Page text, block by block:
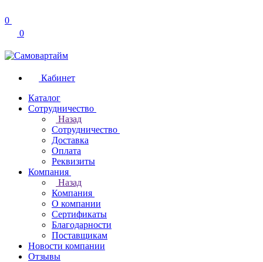
0
0
Кабинет
Каталог
Сотрудничество
Назад
Сотрудничество
Доставка
Оплата
Реквизиты
Компания
Назад
Компания
О компании
Сертификаты
Благодарности
Поставщикам
Новости компании
Отзывы